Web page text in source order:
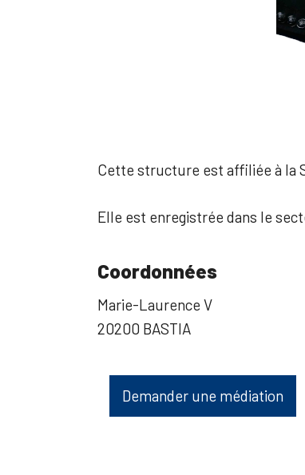
Cette structure est affiliée à la
Elle est enregistrée dans le
Coordonnées
Marie-Laurence V
20200 BASTIA
Demander une médiation